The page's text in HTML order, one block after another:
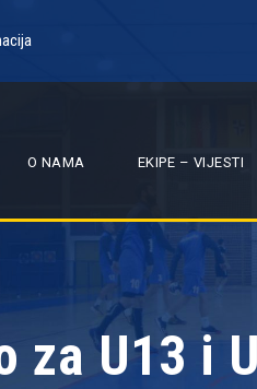
O NAMA EKIPE – VIJESTI
za U13 i